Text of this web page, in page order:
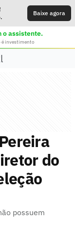
Baixe agora
o assistente.
é investimento
do
possuem